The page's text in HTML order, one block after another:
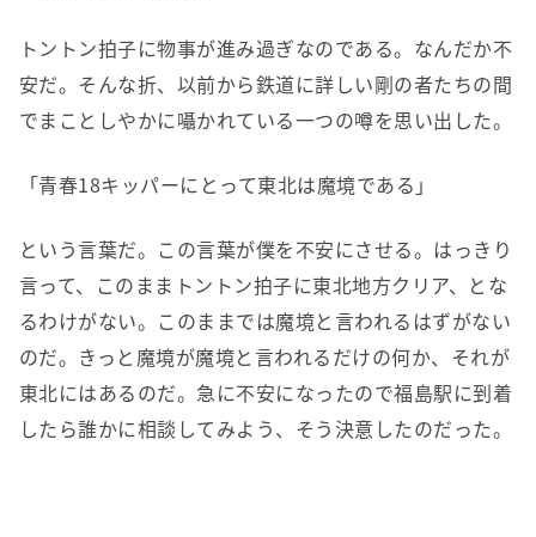
トントン拍子に物事が進み過ぎなのである。なんだか不
安だ。そんな折、以前から鉄道に詳しい剛の者たちの間
でまことしやかに囁かれている一つの噂を思い出した。
「青春18キッパーにとって東北は魔境である」
という言葉だ。この言葉が僕を不安にさせる。はっきり
言って、このままトントン拍子に東北地方クリア、とな
るわけがない。このままでは魔境と言われるはずがない
のだ。きっと魔境が魔境と言われるだけの何か、それが
東北にはあるのだ。急に不安になったので福島駅に到着
したら誰かに相談してみよう、そう決意したのだった。